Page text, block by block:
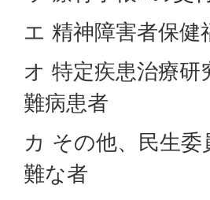
エ 精神障害者保
オ 特定疾患治療
難病患者
カ その他、民生
難な者